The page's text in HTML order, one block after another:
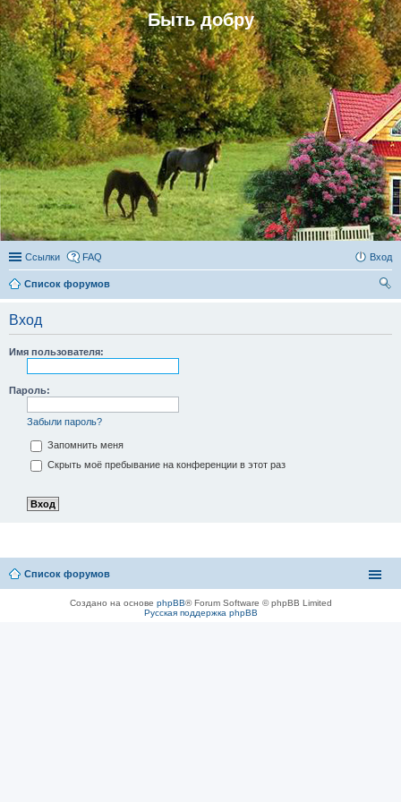
Быть добру
Ссылки FAQ Вход
Список форумов
Вход
Имя пользователя:
Пароль:
Забыли пароль?
Запомнить меня
Скрыть моё пребывание на конференции в этот раз
Список форумов
Создано на основе phpBB® Forum Software © phpBB Limited
Русская поддержка phpBB